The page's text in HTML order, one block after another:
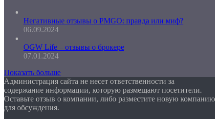
Негативные отзывы о PMGO: правда или миф?
06.09.2024
OGW Life – отзывы о брокере
07.01.2024
Показать больше
Администрация сайта не несет ответственности за
содержание информации, которую размещают посетители.
Оставьте отзыв о компании, либо разместите новую компанию
для обсуждения.